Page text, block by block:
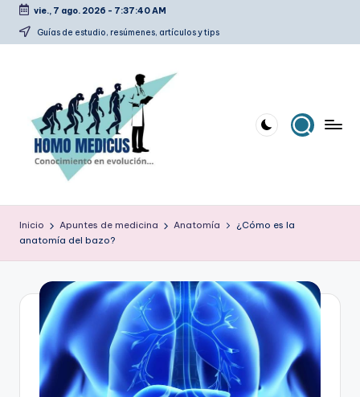
Saltar
vie., 7 ago. 2026 - 7:37:40 AM
Guías de estudio, resúmenes, artículos y tips
o
m
m
ic
estudio,
tips
Inicio Apuntes de medicina Anatomía
¿Cómo es la
anatomía del bazo?